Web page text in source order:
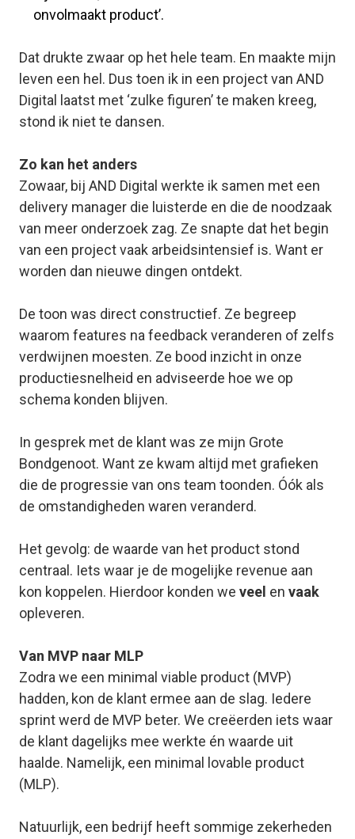
onvolmaakt product’.
Dat drukte zwaar op het hele team. En maakte mijn
leven een hel. Dus toen ik in een project van AND
Digital laatst met ‘zulke figuren’ te maken kreeg,
stond ik niet te dansen.
Zo kan het anders
Zowaar, bij AND Digital werkte ik samen met een
delivery manager die luisterde en die de noodzaak
van meer onderzoek zag. Ze snapte dat het begin
van een project vaak arbeidsintensief is. Want er
worden dan nieuwe dingen ontdekt.
De toon was direct constructief. Ze begreep
waarom features na feedback veranderen of zelfs
verdwijnen moesten. Ze bood inzicht in onze
productiesnelheid en adviseerde hoe we op
schema konden blijven.
In gesprek met de klant was ze mijn Grote
Bondgenoot. Want ze kwam altijd met grafieken
die de progressie van ons team toonden. Óók als
de omstandigheden waren veranderd.
Het gevolg: de waarde van het product stond
centraal. Iets waar je de mogelijke revenue aan
kon koppelen. Hierdoor konden we veel en vaak
opleveren.
Van MVP naar MLP
Zodra we een minimal viable product (MVP)
hadden, kon de klant ermee aan de slag. Iedere
sprint werd de MVP beter. We creëerden iets waar
de klant dagelijks mee werkte én waarde uit
haalde. Namelijk, een minimal lovable product
(MLP).
Natuurlijk, een bedrijf heeft sommige zekerheden